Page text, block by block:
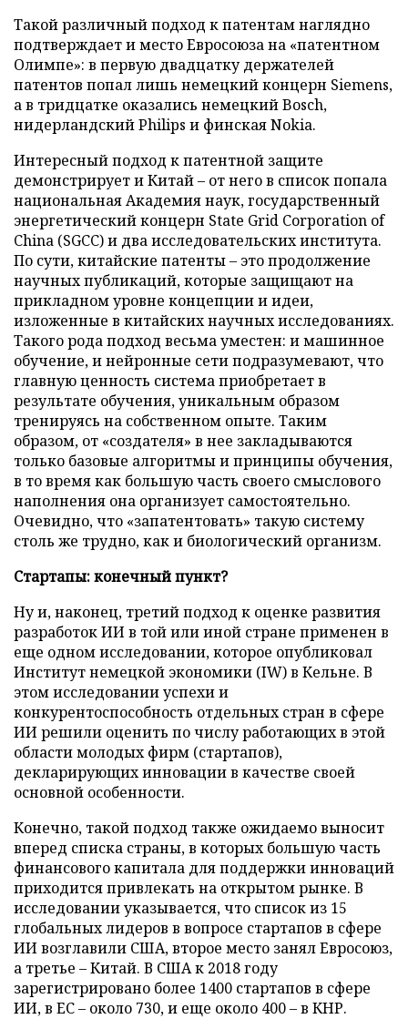
Такой различный подход к патентам наглядно
подтверждает и место Евросоюза на «патентном
Олимпе»: в первую двадцатку держателей
патентов попал лишь немецкий концерн Siemens,
а в тридцатке оказались немецкий Bosch,
нидерландский Philips и финская Nokia.
Интересный подход к патентной защите
демонстрирует и Китай – от него в список попала
национальная Академия наук, государственный
энергетический концерн State Grid Corporation of
China (SGCC) и два исследовательских института.
По сути, китайские патенты – это продолжение
научных публикаций, которые защищают на
прикладном уровне концепции и идеи,
изложенные в китайских научных исследованиях.
Такого рода подход весьма уместен: и машинное
обучение, и нейронные сети подразумевают, что
главную ценность система приобретает в
результате обучения, уникальным образом
тренируясь на собственном опыте. Таким
образом, от «создателя» в нее закладываются
только базовые алгоритмы и принципы обучения,
в то время как большую часть своего смыслового
наполнения она организует самостоятельно.
Очевидно, что «запатентовать» такую систему
столь же трудно, как и биологический организм.
Стартапы: конечный пункт?
Ну и, наконец, третий подход к оценке развития
разработок ИИ в той или иной стране применен в
еще одном исследовании, которое опубликовал
Институт немецкой экономики (IW) в Кельне. В
этом исследовании успехи и
конкурентоспособность отдельных стран в сфере
ИИ решили оценить по числу работающих в этой
области молодых фирм (стартапов),
декларирующих инновации в качестве своей
основной особенности.
Конечно, такой подход также ожидаемо выносит
вперед списка страны, в которых большую часть
финансового капитала для поддержки инноваций
приходится привлекать на открытом рынке. В
исследовании указывается, что список из 15
глобальных лидеров в вопросе стартапов в сфере
ИИ возглавили США, второе место занял Евросоюз,
а третье – Китай. В США к 2018 году
зарегистрировано более 1400 стартапов в сфере
ИИ, в ЕС – около 730, и еще около 400 – в КНР.